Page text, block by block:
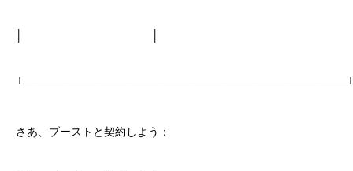
さあ、ブーストと契約しよう：